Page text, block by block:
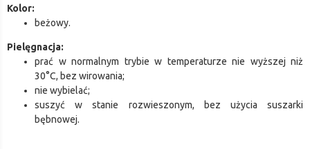
Kolor:
beżowy.
Pielęgnacja:
prać w normalnym trybie w temperaturze nie wyższej niż
30°C, bez wirowania;
nie wybielać;
suszyć w stanie rozwieszonym, bez użycia suszarki
bębnowej.